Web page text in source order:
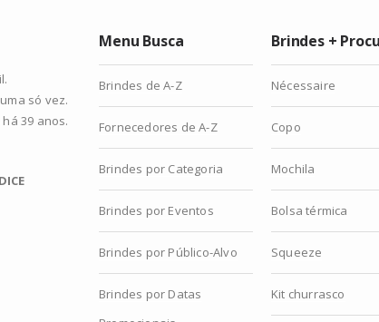
só vez.
39 anos.
Menu Busca
Brindes de A-Z
Fornecedores de A-Z
Brindes por Categoria
Brindes por Eventos
Brindes por Público-Alvo
Brindes por Datas
Brindes +
Nécessaire
Copo
Mochila
Bolsa térmica
Squeeze
Kit churrasco